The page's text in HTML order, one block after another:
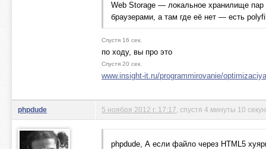
Web Storage — локальное хранилище
браузерами, а там где её нет — есть
Спустя 16 сек.
по ходу, вы про это
Спустя 20 сек.
www.insight-it.ru/programmirovanie/
phpdude 5 ноября 2012 г. 17:17 , спустя 4 минуты 10
phpdude, А если файло через HTML5